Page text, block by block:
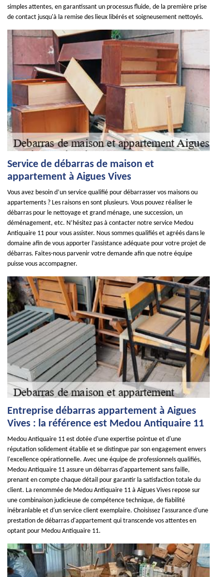
simples attentes, en garantissant un processus fluide, de la première prise
de contact jusqu'à la remise des lieux libérés et soigneusement nettoyés.
Service de débarras de maison et
appartement à Aigues Vives
Vous avez besoin d’un service qualifié pour débarrasser vos maisons ou
appartements ? Les raisons en sont plusieurs. Vous pouvez réaliser le
débarras pour le nettoyage et grand ménage, une succession, un
déménagement, etc. N’hésitez pas à contacter notre service Medou
Antiquaire 11 pour vous assister. Nous sommes qualifiés et agréés dans le
domaine afin de vous apporter l’assistance adéquate pour votre projet de
débarras. Faites-nous parvenir votre demande afin que notre équipe
puisse vous accompagner.
Entreprise débarras appartement à Aigues
Vives : la référence est Medou Antiquaire 11
Medou Antiquaire 11 est dotée d'une expertise pointue et d'une
réputation solidement établie et se distingue par son engagement envers
l'excellence opérationnelle. Avec une équipe de professionnels qualifiés,
Medou Antiquaire 11 assure un débarras d'appartement sans faille,
prenant en compte chaque détail pour garantir la satisfaction totale du
client. La renommée de Medou Antiquaire 11 à Aigues Vives repose sur
une combinaison judicieuse de compétence technique, de fiabilité
inébranlable et d'un service client exemplaire. Choisissez l'assurance d'une
prestation de débarras d'appartement qui transcende vos attentes en
optant pour Medou Antiquaire 11.